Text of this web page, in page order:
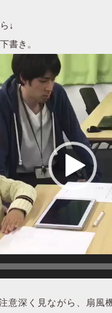
↓
書き。
意深く見ながら、扇風